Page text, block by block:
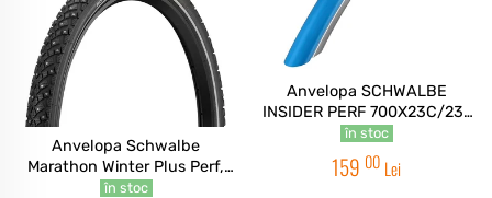
Anvelopa Schwalbe
Marathon Winter Plus Perf,
SmartGuard, TwinSkin 42-
în stoc
Anvelopa SCHWALBE
INSIDER PERF 700X23C/23-
622
în stoc
159 00 Lei